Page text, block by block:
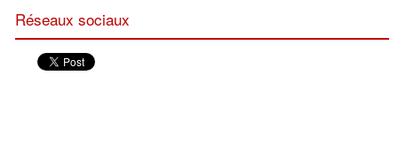
Réseaux sociaux